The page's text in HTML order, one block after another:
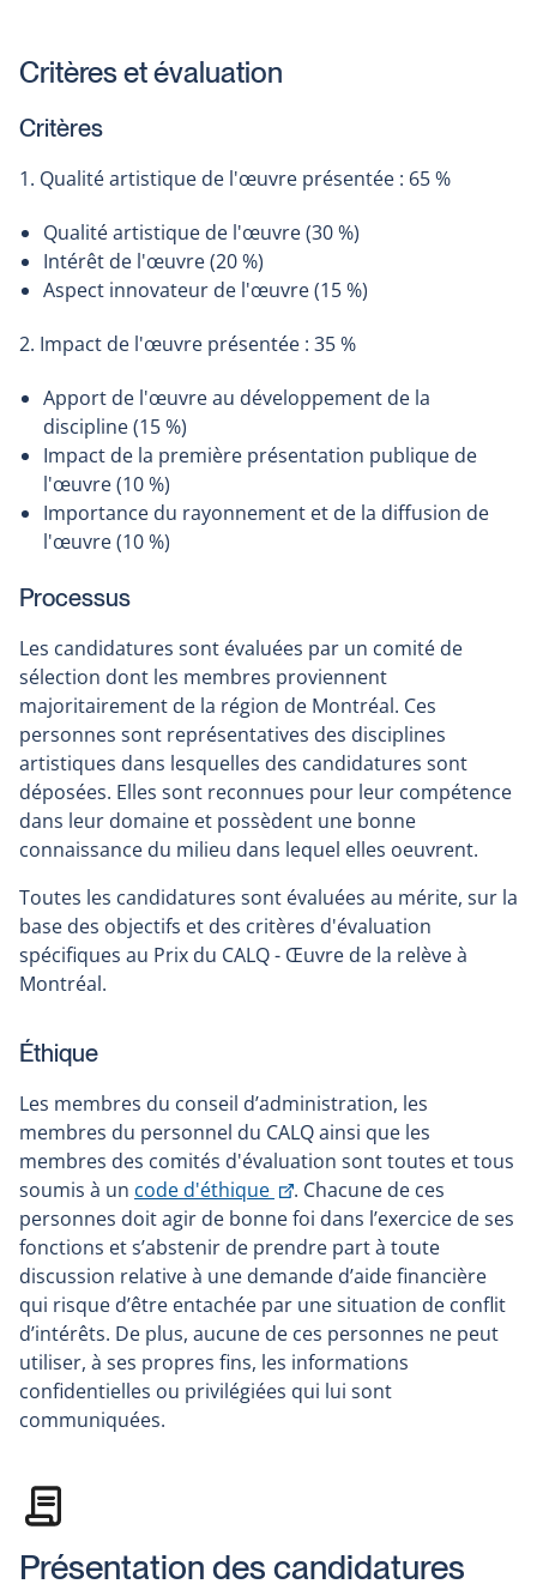
Critères et évaluation
Critères
1. Qualité artistique de l'œuvre présentée : 65 %
Qualité artistique de l'œuvre (30 %)
Intérêt de l'œuvre (20 %)
Aspect innovateur de l'œuvre (15 %)
2. Impact de l'œuvre présentée : 35 %
Apport de l'œuvre au développement de la
discipline (15 %)
Impact de la première présentation publique de
l'œuvre (10 %)
Importance du rayonnement et de la diffusion de
l'œuvre (10 %)
Processus
Les candidatures sont évaluées par un comité de
sélection dont les membres proviennent
majoritairement de la région de Montréal. Ces
personnes sont représentatives des disciplines
artistiques dans lesquelles des candidatures sont
déposées. Elles sont reconnues pour leur compétence
dans leur domaine et possèdent une bonne
connaissance du milieu dans lequel elles oeuvrent.
Toutes les candidatures sont évaluées au mérite, sur la
base des objectifs et des critères d'évaluation
spécifiques au Prix du CALQ - Œuvre de la relève à
Montréal.
Éthique
Les membres du conseil d’administration, les
membres du personnel du CALQ ainsi que les
membres des comités d'évaluation sont toutes et tous
soumis à un code d'éthique
Ce
lien
s'ouvrira
dans
une
nouvelle
fenêtre
. Chacune de ces
personnes doit agir de bonne foi dans l’exercice de ses
fonctions et s’abstenir de prendre part à toute
discussion relative à une demande d’aide financière
qui risque d’être entachée par une situation de conflit
d’intérêts. De plus, aucune de ces personnes ne peut
utiliser, à ses propres fins, les informations
confidentielles ou privilégiées qui lui sont
communiquées.
Présentation des candidatures